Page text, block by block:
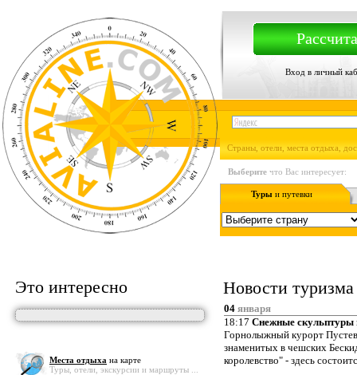
Вход в личный
Страны, отели, места отдыха,
Выберите что Вас интересует:
Туры и путевки
Это интересно
Места отдыха на карте
Туры, отели, экскурсии и маршруты ...
Новости туризма
04 января
18:17 Снежные скульптуры
Горнолыжный курорт
знаменитых в чешских
королевство" - здесь